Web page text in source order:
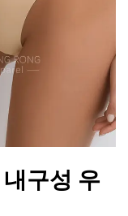
구성 우